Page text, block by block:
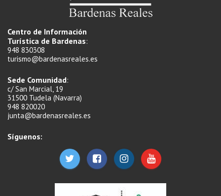
Centro de Información
Turística de Bardenas:
948 830308
turismo@bardenasreales.es
Sede Comunidad:
c/ San Marcial, 19
31500 Tudela (Navarra)
948 820020
junta@bardenasreales.es
Síguenos: